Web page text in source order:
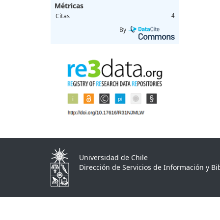
Métricas
Citas 4
By
Universidad de Chile
Dirección de Servicios de Información y